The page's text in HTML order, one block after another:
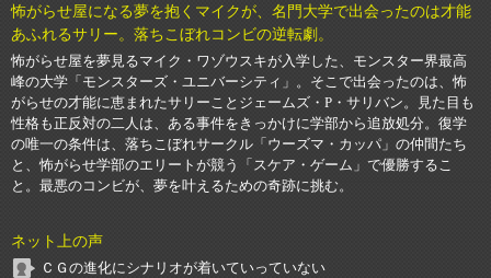
怖がらせ屋になる夢を抱くマイクが、名門大学で出会ったのは才能
あふれるサリー。落ちこぼれコンビの逆転劇。
怖がらせ屋を夢見るマイク・ワゾウスキが入学した、モンスター界最高
峰の大学「モンスターズ・ユニバーシティ」。そこで出会ったのは、怖
がらせの才能に恵まれたサリーことジェームズ・P・サリバン。見た目も
性格も正反対の二人は、ある事件をきっかけに学部から追放処分。復学
の唯一の条件は、落ちこぼれサークル「ウーズマ・カッパ」の仲間たち
と、怖がらせ学部のエリートが競う「スケア・ゲーム」で優勝するこ
と。最悪のコンビが、夢を叶えるための奇跡に挑む。
ネット上の声
ＣＧの進化にシナリオが着いていっていない